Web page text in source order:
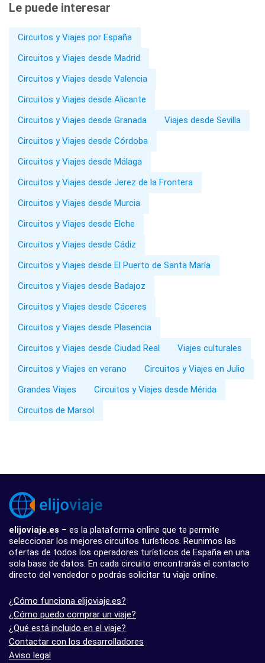
Le puede interesar
Circuitos y Viajes por España
Circuitos y Viajes desde Madrid
Circuitos y Viajes desde Valencia
Circuitos y Viajes desde Alicante
Circuitos y Viajes desde Granada
Viajes desde Sevilla
Circuitos y Viajes desde Córdoba
Circuitos y Viajes desde Málaga
Circuitos y Viajes desde Jerez de la Frontera
Circuitos y Viajes desde Murcia
Circuitos y Viajes desde Elche
Circuitos y Viajes desde Cádiz
Circuitos y Viajes desde El Puerto de Santa María
Circuitos y Viajes desde Badajoz
Circuitos y Viajes desde Cáceres
Circuitos y Viajes desde Plasencia
Circuitos y Viajes desde Ciudad Real
Viajes culturales
Circuitos y Viajes en verano
Circuitos y Viajes en Julio
Grandes Viajes
Circuitos y Viajes desde Mérida
Circuitos de Marsol
elijoviaje.es – es la plataforma online que te permite
seleccionar los mejores circuitos turísticos. Reunimos las
ofertas de todos los operadores turísticos de España en una
sola base de datos. En cada circuito encontrarás el contacto
directo del vendedor o podrás solicitar tu viaje online.
¿Cómo funciona elijoviaje.es?
¿Cómo puedo comprar un viaje?
¿Qué está incluido en el viaje?
Contactar con los desarrolladores
Aviso legal